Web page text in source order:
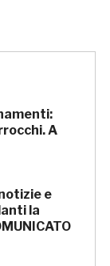
A
e
la